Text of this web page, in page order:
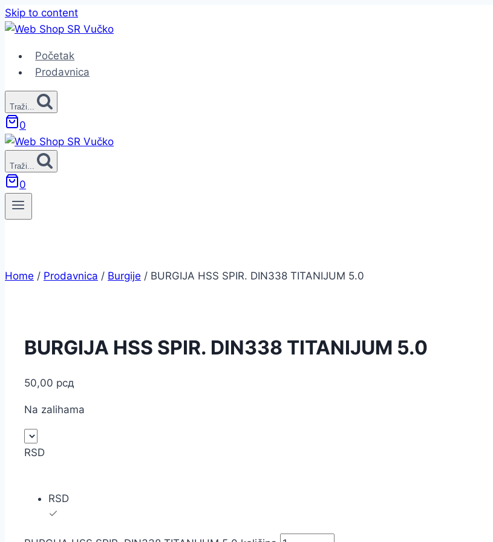
Skip to content
Početak
Prodavnica
Traži...
0
Traži...
0
Home / Prodavnica / Burgije / BURGIJA HSS SPIR. DIN338 TITANIJUM 5.0
BURGIJA HSS SPIR. DIN338 TITANIJUM 5.0
50,00 рсд
Na zalihama
RSD
RSD